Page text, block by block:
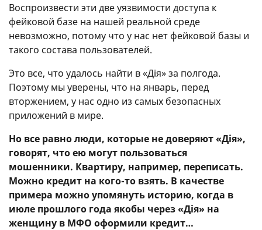
Воспроизвести эти две уязвимости доступа к
фейковой базе на нашей реальной среде
невозможно, потому что у нас нет фейковой базы и
такого состава пользователей.
Это все, что удалось найти в «Дія» за полгода.
Поэтому мы уверены, что на январь, перед
вторжением, у нас одно из самых безопасных
приложений в мире.
Но все равно люди, которые не доверяют «Дія»,
говорят, что ею могут пользоваться
мошенники. Квартиру, например, переписать.
Можно кредит на кого-то взять. В качестве
примера можно упомянуть историю, когда в
июле прошлого года якобы через «Дія» на
женщину в МФО оформили кредит…